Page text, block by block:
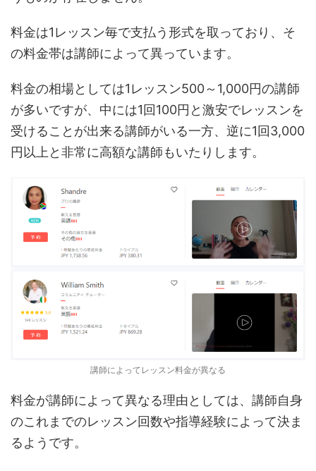
料金は1レッスン毎で支払う形式を取っており、そ
の料金帯は講師によって異っています。
料金の相場としては1レッスン500～1,000円の講師
が多いですが、中には1回100円と激安でレッスンを
受けることが出来る講師がいる一方、逆に1回3,000
円以上と非常に高額な講師もいたりします。
講師によってレッスン料金が異なる
料金が講師によって異なる理由としては、講師自身
のこれまでのレッスン回数や指導経験によって決ま
るようです。